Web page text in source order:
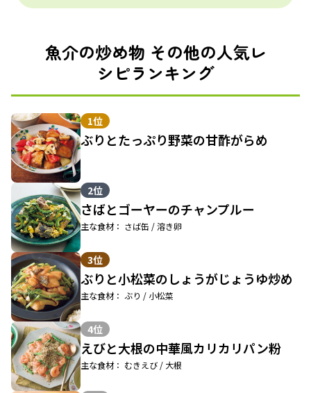
魚介の炒め物 その他の人気レ
シピランキング
1位
ぶりとたっぷり野菜の甘酢がらめ
2位
さばとゴーヤーのチャンプルー
主な食材： さば缶 / 溶き卵
3位
ぶりと小松菜のしょうがじょうゆ炒め
主な食材： ぶり / 小松菜
4位
えびと大根の中華風カリカリパン粉
主な食材： むきえび / 大根